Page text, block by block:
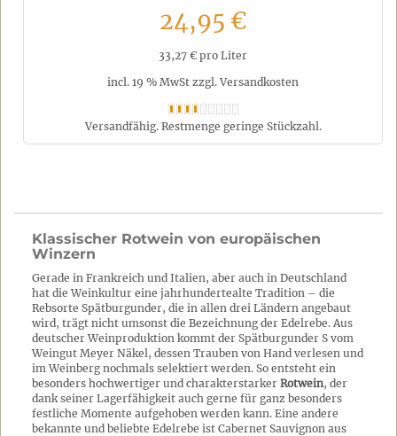
24,95 €
33,27 € pro Liter
incl. 19 % MwSt zzgl. Versandkosten
Versandfähig. Restmenge geringe Stückzahl.
Klassischer Rotwein von europäischen
Winzern
Gerade in Frankreich und Italien, aber auch in Deutschland
hat die Weinkultur eine jahrhundertealte Tradition – die
Rebsorte Spätburgunder, die in allen drei Ländern angebaut
wird, trägt nicht umsonst die Bezeichnung der Edelrebe. Aus
deutscher Weinproduktion kommt der Spätburgunder S vom
Weingut Meyer Näkel, dessen Trauben von Hand verlesen und
im Weinberg nochmals selektiert werden. So entsteht ein
besonders hochwertiger und charakterstarker Rotwein, der
dank seiner Lagerfähigkeit auch gerne für ganz besonders
festliche Momente aufgehoben werden kann. Eine andere
bekannte und beliebte Edelrebe ist Cabernet Sauvignon aus